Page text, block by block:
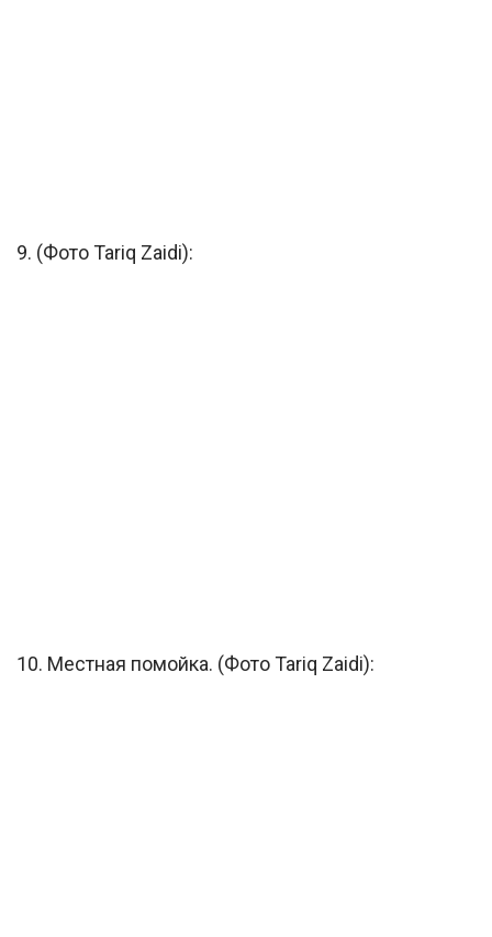
9. (Фото Tariq Zaidi):
10. Местная помойка. (Фото Tariq Zaidi):